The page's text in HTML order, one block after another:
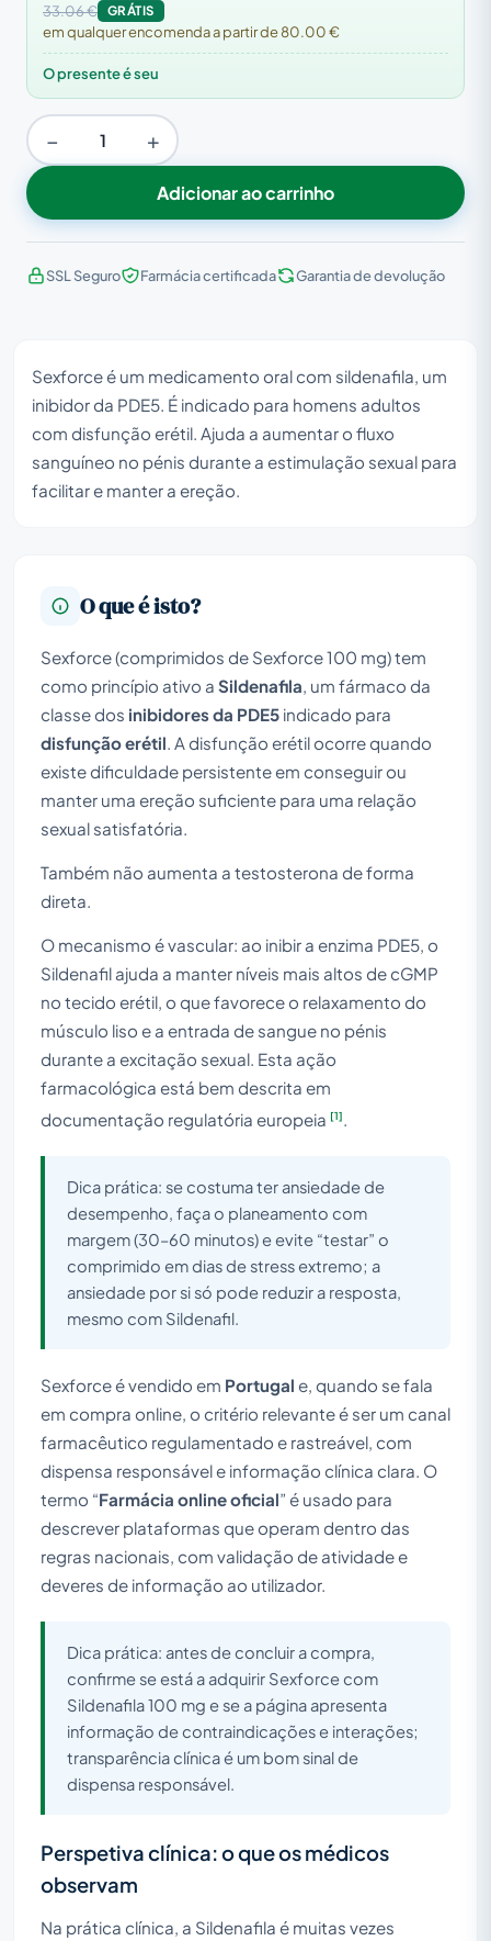
33.06 € GRÁTIS
em qualquer encomenda a partir de 80.00 €
O presente é seu
− +
Adicionar ao carrinho
SSL Seguro Farmácia certificada Garantia de devolução
Sexforce é um medicamento oral com sildenafila, um
inibidor da PDE5. É indicado para homens adultos
com disfunção erétil. Ajuda a aumentar o fluxo
sanguíneo no pénis durante a estimulação sexual para
facilitar e manter a ereção.
O que é isto?
Sexforce (comprimidos de Sexforce 100 mg) tem
como princípio ativo a Sildenafila , um fármaco da
classe dos inibidores da PDE5 indicado para
disfunção erétil . A disfunção erétil ocorre quando
existe dificuldade persistente em conseguir ou
manter uma ereção suficiente para uma relação
sexual satisfatória.
Também não aumenta a testosterona de forma
direta.
O mecanismo é vascular: ao inibir a enzima PDE5, o
Sildenafil ajuda a manter níveis mais altos de cGMP
no tecido erétil, o que favorece o relaxamento do
músculo liso e a entrada de sangue no pénis
durante a excitação sexual. Esta ação
farmacológica está bem descrita em
documentação regulatória europeia [1]
Dica prática: se costuma ter ansiedade de
desempenho, faça o planeamento com
margem (30–60 minutos) e evite “testar” o
comprimido em dias de stress extremo; a
ansiedade por si só pode reduzir a resposta,
mesmo com Sildenafil.
Sexforce é vendido em Portugal e, quando se fala
em compra online, o critério relevante é ser um canal
farmacêutico regulamentado e rastreável, com
dispensa responsável e informação clínica clara. O
termo “Farmácia online oficial” é usado para
descrever plataformas que operam dentro das
regras nacionais, com validação de atividade e
deveres de informação ao utilizador.
Dica prática: antes de concluir a compra,
confirme se está a adquirir Sexforce com
Sildenafila 100 mg e se a página apresenta
informação de contraindicações e interações;
transparência clínica é um bom sinal de
dispensa responsável.
Perspetiva clínica: o que os médicos
observam
Na prática clínica, a Sildenafila é muitas vezes